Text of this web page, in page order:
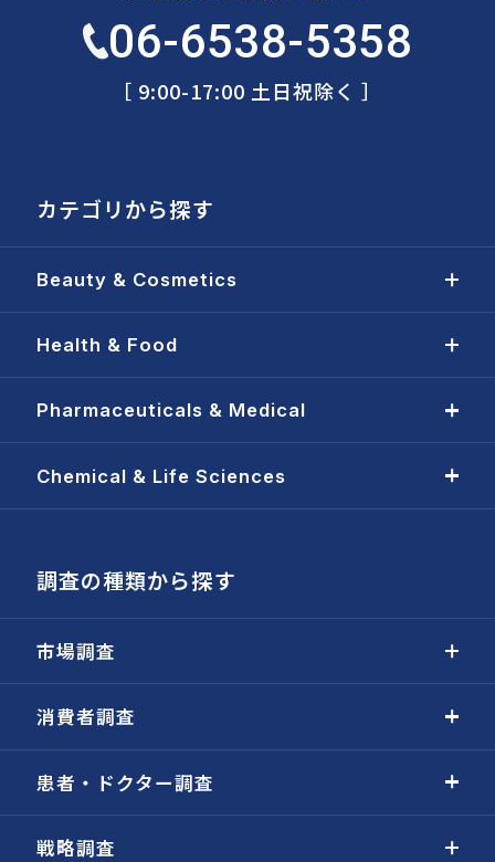
06-6538-5358
［ 9:00-17:00 土日祝除く ］
カテゴリから探す
Beauty & Cosmetics
Health & Food
Pharmaceuticals & Medical
Chemical & Life Sciences
調査の種類から探す
市場調査
消費者調査
患者・ドクター調査
戦略調査